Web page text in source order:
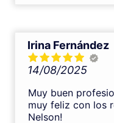
Irina Fernández
14/08/2025
Muy buen
muy feliz con los
Nelson!